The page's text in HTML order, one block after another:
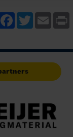
Facebook
TwitterEmail